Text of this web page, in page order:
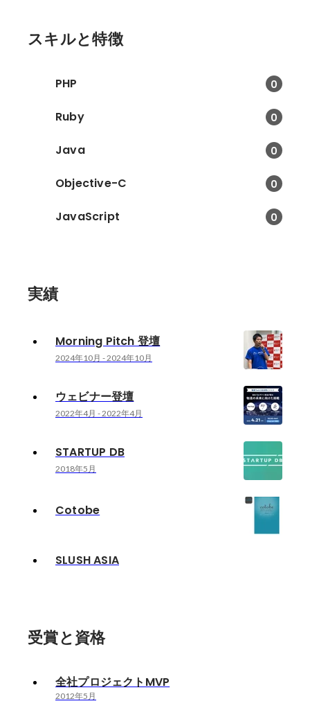
スキルと特徴
PHP 0
Ruby 0
Java 0
Objective-C 0
JavaScript 0
実績
Morning Pitch 登壇
2024年10月 -2024年10月
ウェビナー登壇
2022年4月 -2022年4月
STARTUP DB
2018年5月
Cotobe
SLUSH ASIA
受賞と資格
全社プロジェクトMVP
2012年5月